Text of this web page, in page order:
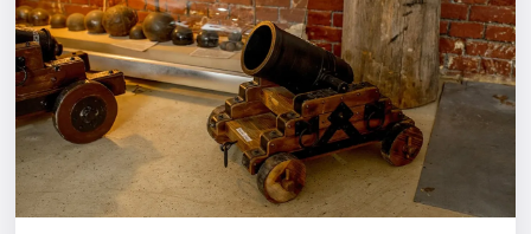
Квесты
Экскурсии
Спорт
События